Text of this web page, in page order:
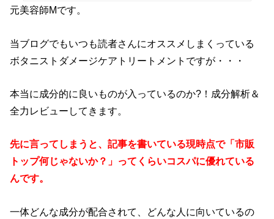
元美容師Mです。
当ブログでもいつも読者さんにオススメしまくっている
ボタニストダメージケアトリートメントですが・・・
本当に成分的に良いものが入っているのか?！成分解析＆
全力レビューしてきます。
先に言ってしまうと、記事を書いている現時点で「市販
トップ何じゃないか？」ってくらいコスパに優れている
んです。
一体どんな成分が配合されて、どんな人に向いているの